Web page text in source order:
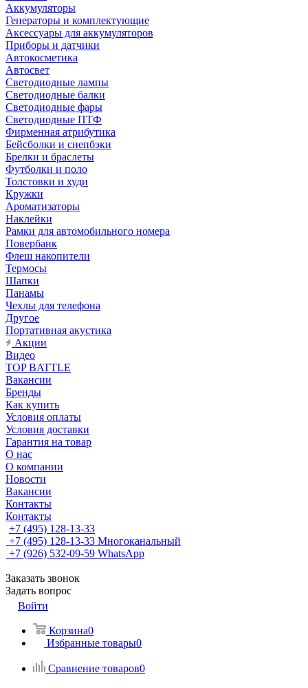
Аккумуляторы
Генераторы и комплектующие
Аксессуары для аккумуляторов
Приборы и датчики
Автокосметика
Автосвет
Светодиодные лампы
Светодиодные балки
Светодиодные фары
Светодиодные ПТФ
Фирменная атрибутика
Бейсболки и снепбэки
Брелки и браслеты
Футболки и поло
Толстовки и худи
Кружки
Ароматизаторы
Наклейки
Рамки для автомобильного номера
Повербанк
Флеш накопители
Термосы
Шапки
Панамы
Чехлы для телефона
Другое
Портативная акустика
Акции
Видео
TOP BATTLE
Вакансии
Бренды
Как купить
Условия оплаты
Условия доставки
Гарантия на товар
О нас
О компании
Новости
Вакансии
Контакты
Контакты
+7 (495) 128-13-33
+7 (495) 128-13-33 Многоканальный
+7 (926) 532-09-59 WhatsApp
Заказать звонок
Задать вопрос
Войти
Корзина0
Избранные товары0
Сравнение товаров0